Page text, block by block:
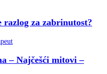
razlog za zabrinutost?
– Najčešći mitovi –